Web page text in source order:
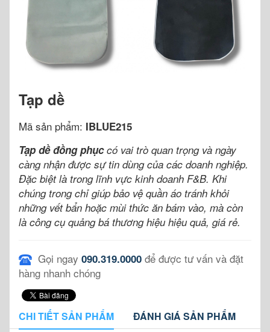
Tạp dề
Mã sản phẩm: IBLUE215
Tạp dề đồng phụccó vai trò quan trọng và ngày
càng nhận được sự tin dùng của các doanh nghiệp.
Đặc biệt là trong lĩnh vực kinh doanh F&B. Khi
chúng trong chỉ giúp bảo vệ quần áo tránh khỏi
những vết bẩn hoặc mùi thức ăn bám vào, mà còn
là công cụ quảng bá thương hiệu hiệu quả, giá rẻ.
Gọi ngay 090.319.0000 để được tư vấn và đặt
hàng nhanh chóng
CHI TIẾT SẢN PHẨM ĐÁNH GIÁ SẢN PHẨM